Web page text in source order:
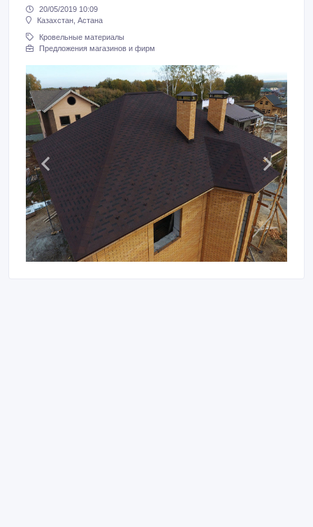
20/05/2019 10:09
Казахстан, Астана
Кровельные материалы
Предложения магазинов и фирм